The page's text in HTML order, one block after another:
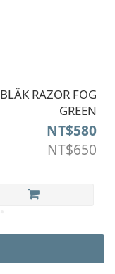
BLÄK RAZOR FOG
GREEN
NT$580
NT$650